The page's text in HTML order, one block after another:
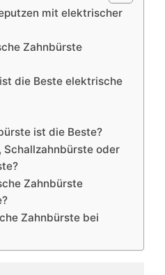
mit elektrischer
Zahnbürste
die Beste elektrische
ist die Beste?
Schallzahnbürste oder
Zahnbürste
Zahnbürste bei